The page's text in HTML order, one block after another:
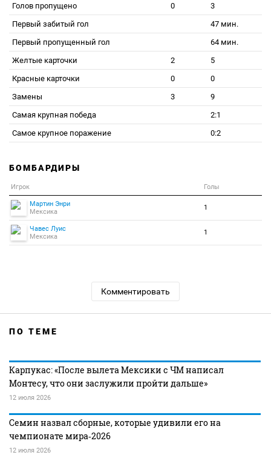
Голов пропущено
0
3
Первый забитый гол
47 мин.
Первый пропущенный гол
64 мин.
Желтые карточки
2
5
Красные карточки
0
0
Замены
3
9
Самая крупная победа
2:1
Самое крупное поражение
0:2
БОМБАРДИРЫ
Игрок Голы
Мартин Энри
Мексика
1
Чавес Луис
Мексика
1
Комментировать
ПО ТЕМЕ
Карпукас: «После вылета Мексики с ЧМ написал
Монтесу, что они заслужили пройти дальше»
12 июля 2026
Семин назвал сборные, которые удивили его на
чемпионате мира‑2026
12 июля 2026